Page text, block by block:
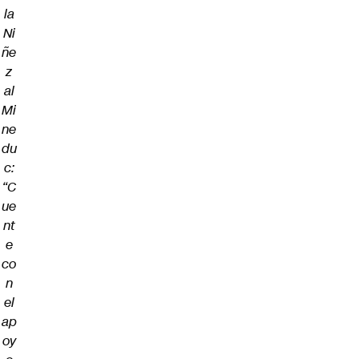
la
Ni
ñe
z
al
Mi
ne
du
c:
“C
ue
nt
e
co
n
el
ap
oy